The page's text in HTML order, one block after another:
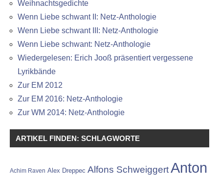
Weihnachtsgedichte
Wenn Liebe schwant II: Netz-Anthologie
Wenn Liebe schwant III: Netz-Anthologie
Wenn Liebe schwant: Netz-Anthologie
Wiedergelesen: Erich Jooß präsentiert vergessene
Lyrikbände
Zur EM 2012
Zur EM 2016: Netz-Anthologie
Zur WM 2014: Netz-Anthologie
ARTIKEL FINDEN: SCHLAGWORTE
Achim Raven Alex Dreppec Alfons SchweiggertAnton